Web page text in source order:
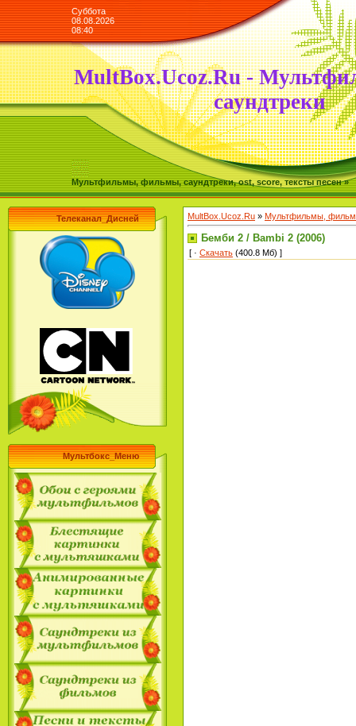
Суббота
08.08.2026
08:40
MultBox.Ucoz.Ru -
саундтреки
Мультфильмы, фильмы, саундтреки, ost, score, тексты песен »
Телеканал_Дисней
Мультбокс_Меню
MultBox.Ucoz.Ru » Мультфильмы,
Бемби 2 / Bambi 2 (2006)
[ · Скачать (400.8 Мб) ]